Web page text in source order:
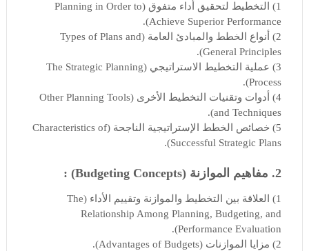
1) التخطيط لتحقيق أداء متفوق (Planning in Order to
Achieve Superior Performance).
2) أنواع الخطط والمبادئ العامة (Types of Plans and
General Principles).
3) عملية التخطيط الاستراتيجي (The Strategic Planning
Process).
4) أدوات وتقنيات التخطيط الأخرى (Other Planning Tools
and Techniques).
5) خصائص الخطط الإستراتيجية الناجحة (Characteristics of
Successful Strategic Plans).
2. مفاهيم الموازنة (Budgeting Concepts) :
1) العلاقة بين التخطيط والموازنة وتقييم الأداء (The
Relationship Among Planning, Budgeting, and
Performance Evaluation).
2) مزايا الموازنات (Advantages of Budgets).